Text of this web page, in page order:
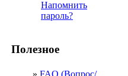
Напомнить
пароль?
Полезное
» FAQ (Вопрос/